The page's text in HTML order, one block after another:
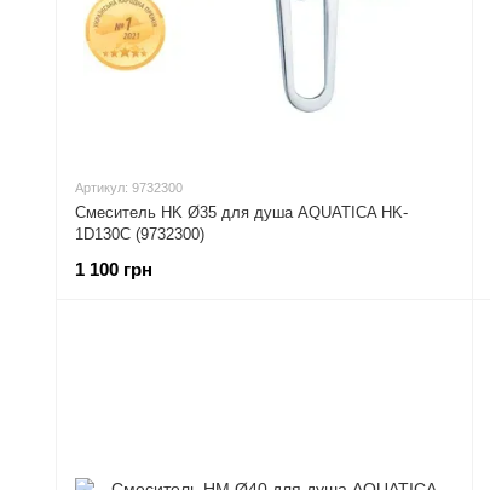
Артикул: 9732300
Смеситель HK Ø35 для душа AQUATICA HK-
1D130C (9732300)
1 100 грн